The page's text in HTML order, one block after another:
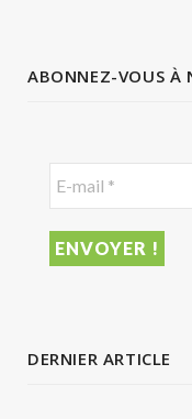
ABONNEZ-VOUS À
DERNIER ARTICLE